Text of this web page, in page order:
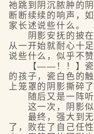
祂跳到阴沉脓肿的
断断续续的响声，
家长述说些什么。
阴影安抚的披在
从一开始就耐心十
说些什么，似乎不
【——！！】瓷白
的孩子，瓷白色的
上笼罩的阴影撕碎了
随后又是一阵听
这一次，阴影似
最终，强大到无
了，败在了自己任